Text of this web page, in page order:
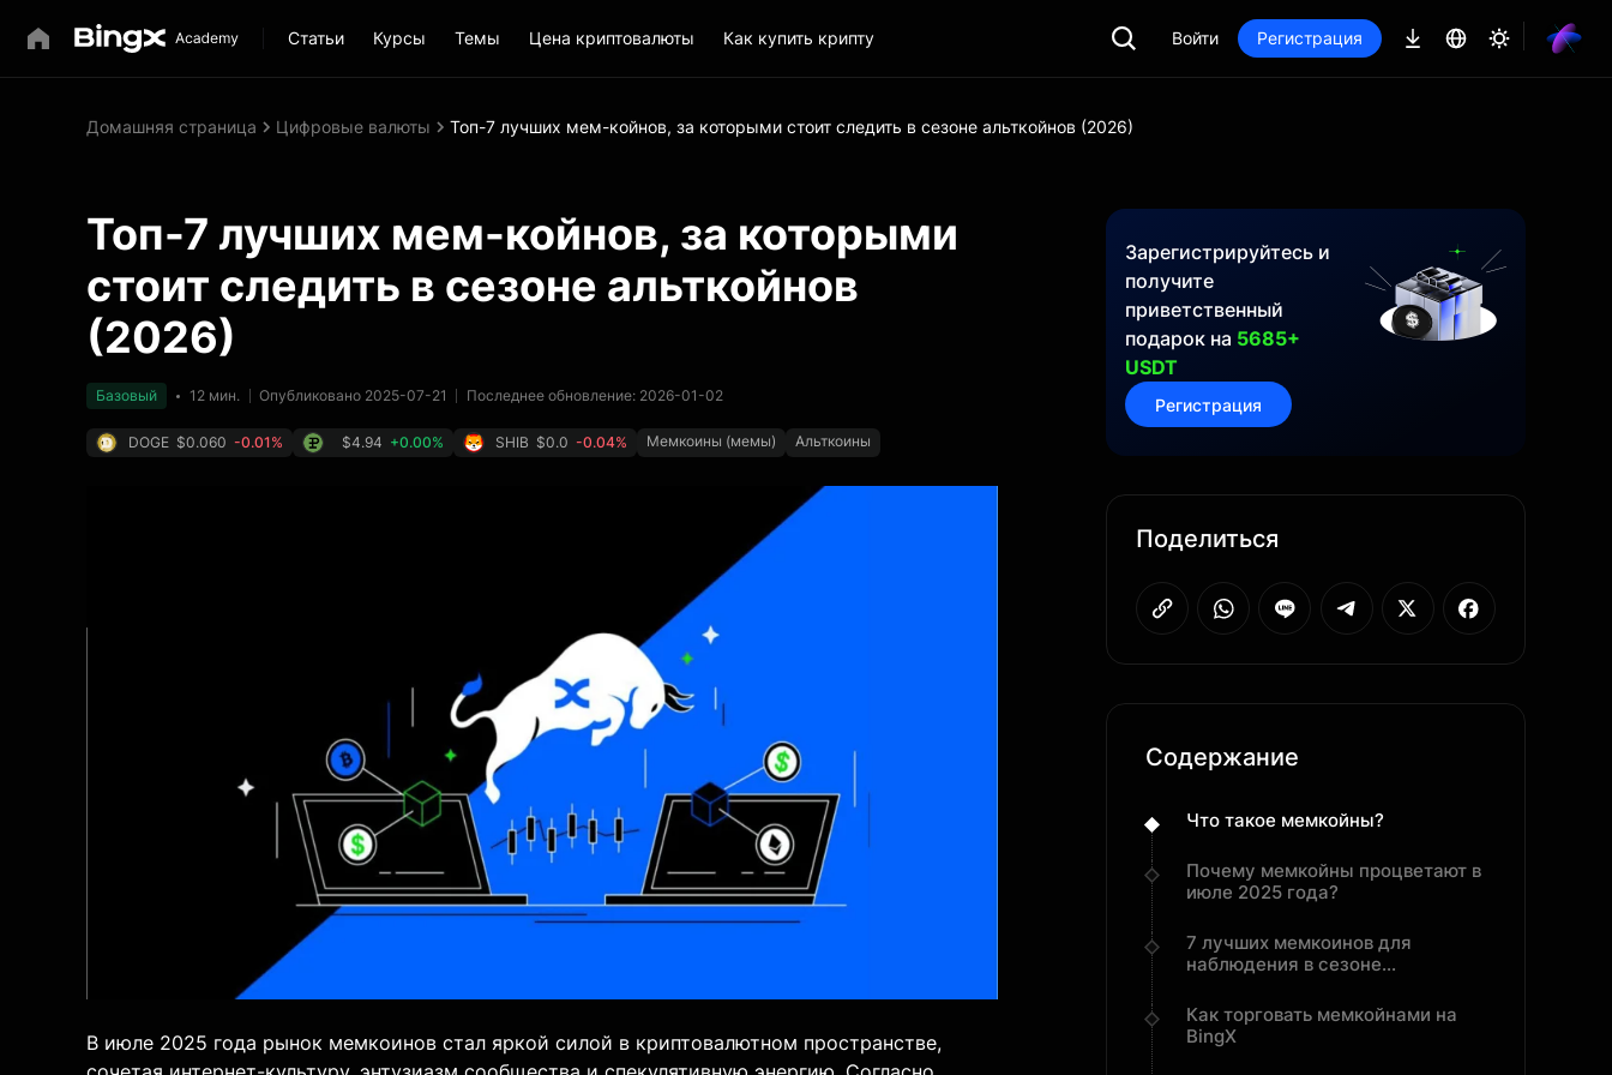
Статьи Курсы Темы Цена криптовалюты Как купить крипту Войти Регистрация
Домашняя страница Цифровые валюты Топ-7 лучших мем-койнов, за которыми стоит следить в сезоне альткойнов (2026)
Топ-7 лучших мем-койнов, за которыми
стоит следить в сезоне альткойнов
(2026)
Базовый 12 мин. Опубликовано 2025-07-21 Последнее обновление: 2026-01-02
DOGE $0.060 -0.01% $4.94 +0.00% SHIB $0.0 -0.04% Мемкоины (мемы) Альткоины
В июле 2025 года рынок мемкоинов стал яркой силой в криптовалютном пространстве,
Зарегистрируйтесь и
получите
приветственный
подарок на 5685+
USDT
Регистрация
Поделиться
Содержание
Что такое мемкойны?
Почему мемкойны процветают в
июле 2025 года?
7 лучших мемкоинов для
наблюдения в сезоне
Как торговать мемкойнами на
BingX